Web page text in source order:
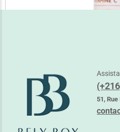
ALANIA PURETE + VIT C EAU TONIQUE
28,050TND 22,650
51,